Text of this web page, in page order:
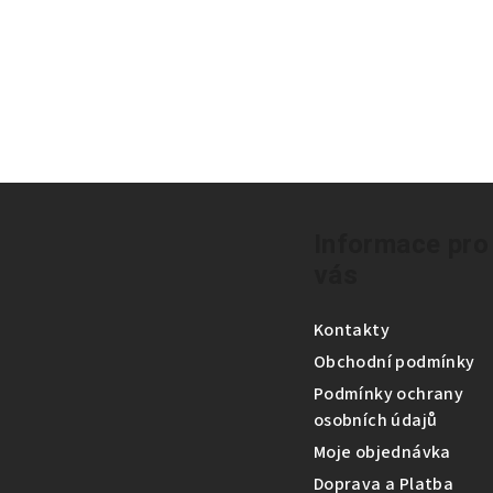
Kontakty
Obchodní podmínky
Podmínky ochrany
osobních údajů
Moje objednávka
Doprava a Platba